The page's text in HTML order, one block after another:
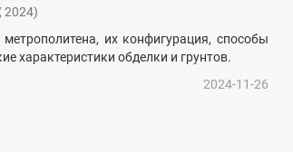
2024)
их конфигурация, способы
характеристики обделки и грунтов.
2024-11-26